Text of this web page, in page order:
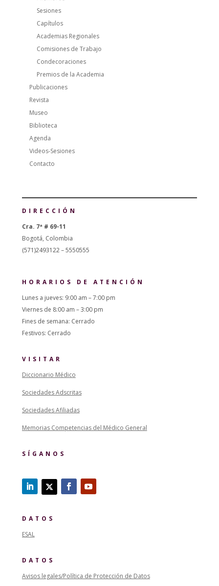
Sesiones
Capítulos
Academias Regionales
Comisiones de Trabajo
Condecoraciones
Premios de la Academia
Publicaciones
Revista
Museo
Biblioteca
Agenda
Videos-Sesiones
Contacto
DIRECCIÓN
Cra. 7ª # 69-11
Bogotá, Colombia
(571)2493122 – 5550555
HORARIOS DE ATENCIÓN
Lunes a jueves: 9:00 am – 7:00 pm
Viernes de 8:00 am – 3:00 pm
Fines de semana: Cerrado
Festivos: Cerrado
VISITAR
Diccionario Médico
Sociedades Adscritas
Sociedades Afiliadas
Memorias Competencias del Médico General
SÍGANOS
DATOS
ESAL
DATOS
Avisos legales/Política de Protección de Datos